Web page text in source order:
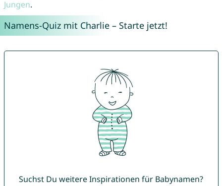
Jungen.
Namens-Quiz mit Charlie – Starte jetzt!
Suchst Du weitere Inspirationen für Babynamen?